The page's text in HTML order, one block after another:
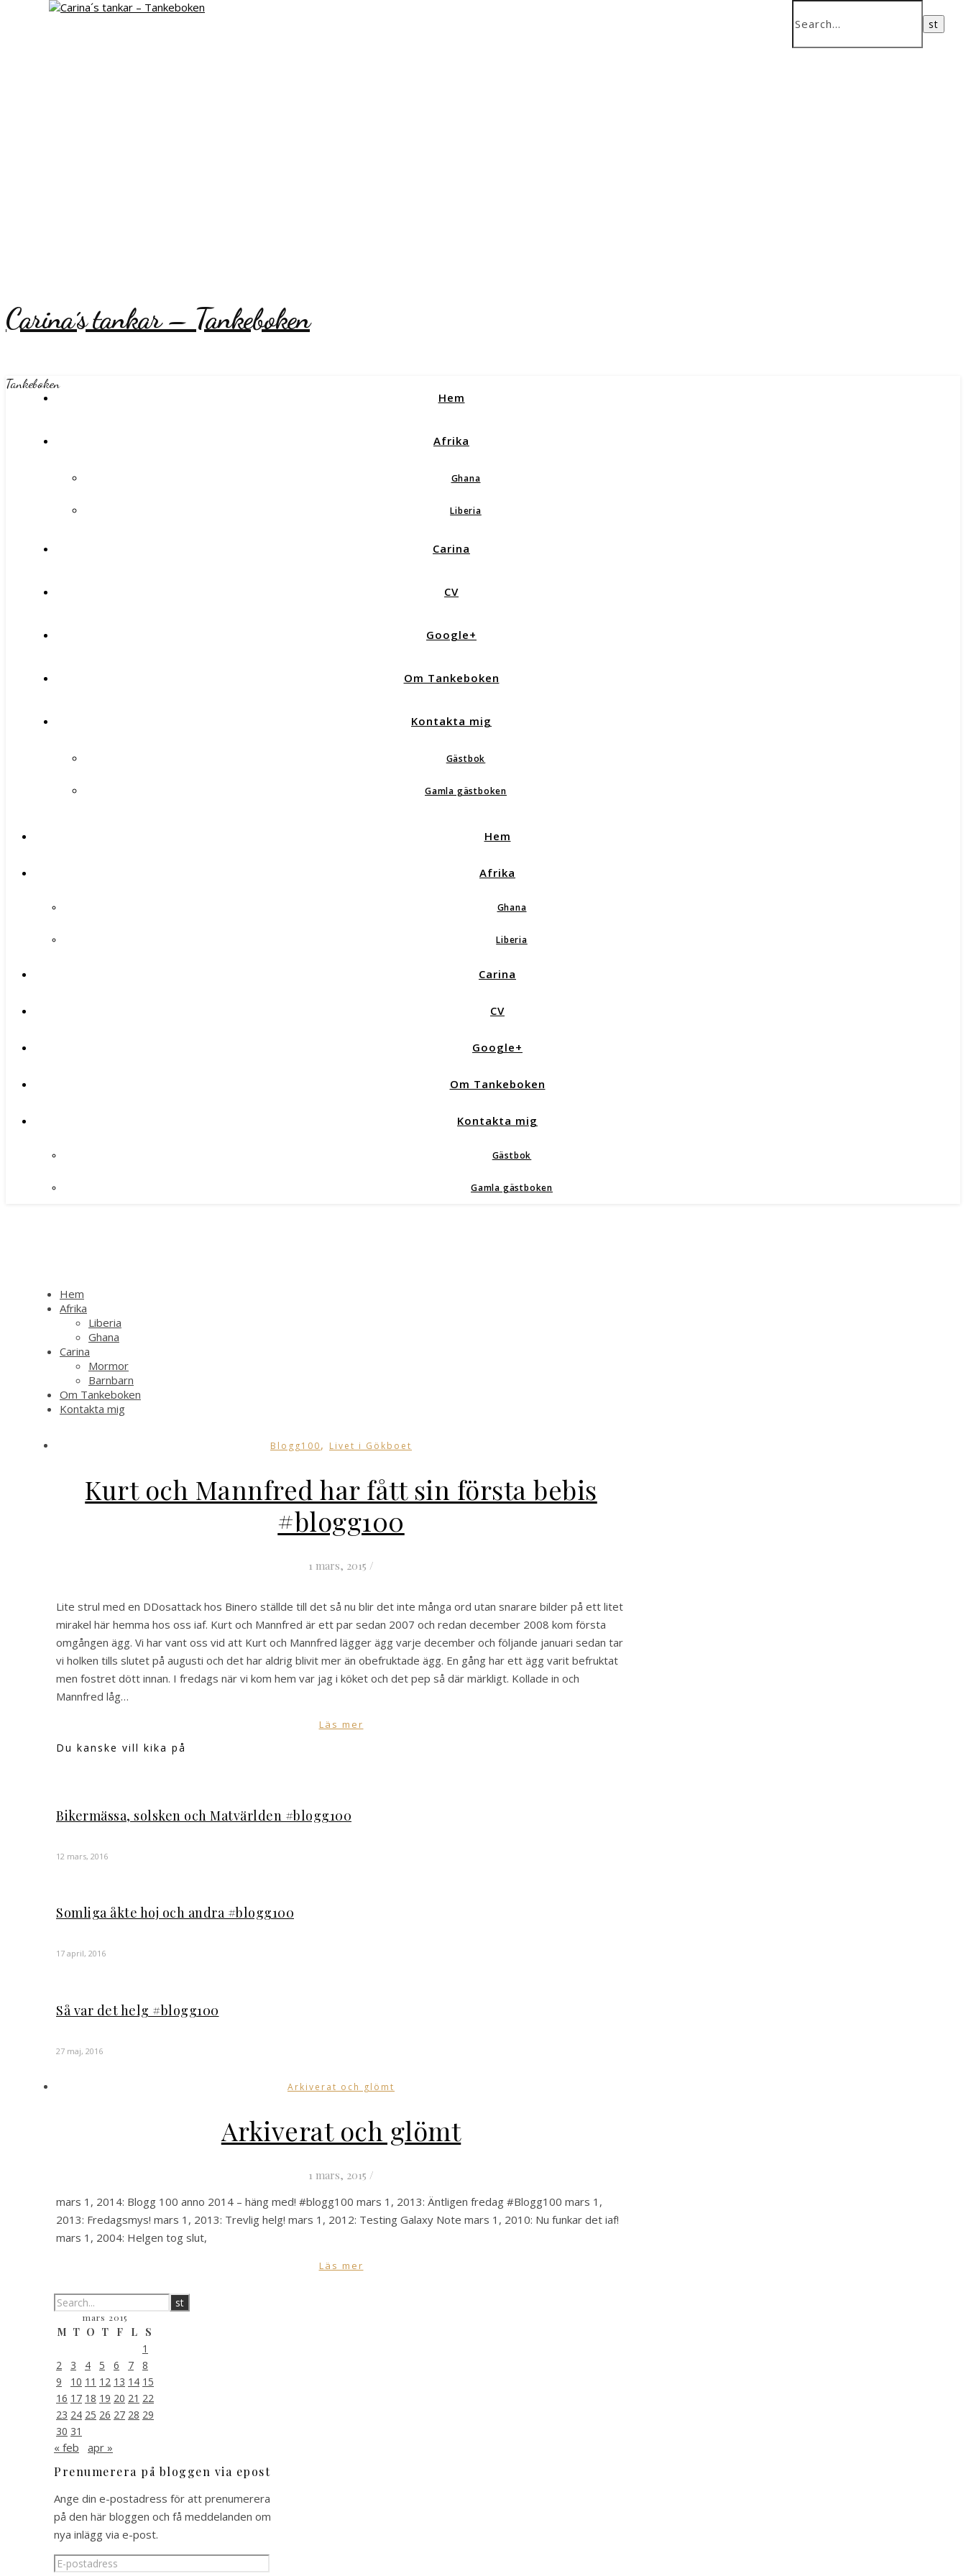
Carina´s tankar – Tankeboken
Tankeboken
Hem
Afrika
Ghana
Liberia
Carina
CV
Google+
Om Tankeboken
Kontakta mig
Gästbok
Gamla gästboken
Hem
Afrika
Ghana
Liberia
Carina
CV
Google+
Om Tankeboken
Kontakta mig
Gästbok
Gamla gästboken
Hem
Afrika
Liberia
Ghana
Carina
Mormor
Barnbarn
Om Tankeboken
Kontakta mig
Blogg100, Livet i Gökboet
Kurt och Mannfred har fått sin första bebis
#blogg100
1 mars, 2015 /
Lite strul med en DDosattack hos Binero ställde till det så nu blir det inte många ord utan snarare bilder på ett litet
mirakel här hemma hos oss iaf. Kurt och Mannfred är ett par sedan 2007 och redan december 2008 kom första
omgången ägg. Vi har vant oss vid att Kurt och Mannfred lägger ägg varje december och följande januari sedan tar
vi holken tills slutet på augusti och det har aldrig blivit mer än obefruktade ägg. En gång har ett ägg varit befruktat
men fostret dött innan. I fredags när vi kom hem var jag i köket och det pep så där märkligt. Kollade in och
Mannfred låg…
Läs mer
Du kanske vill kika på
Bikermässa, solsken och Matvärlden #blogg100
12 mars, 2016
Somliga åkte hoj och andra #blogg100
17 april, 2016
Så var det helg #blogg100
27 maj, 2016
Arkiverat och glömt
Arkiverat och glömt
1 mars, 2015 /
mars 1, 2014: Blogg 100 anno 2014 – häng med! #blogg100 mars 1, 2013: Äntligen fredag #Blogg100 mars 1,
2013: Fredagsmys! mars 1, 2013: Trevlig helg! mars 1, 2012: Testing Galaxy Note mars 1, 2010: Nu funkar det iaf!
mars 1, 2004: Helgen tog slut,
Läs mer
mars 2015
M T O T F L
S
1
2
3 4 5 6 7
8
9
10 11 12 13 14 15
16 17 18 19 20 21 22
23 24 25 26 27 28 29
30 31
« feb apr »
Prenumerera på bloggen via epost
Ange din e-postadress för att prenumerera
på den här bloggen och få meddelanden om
nya inlägg via e-post.
E-